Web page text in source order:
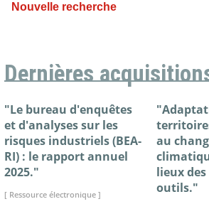
Nouvelle recherche
Dernières
"Le bureau d'enquêtes
et d'analyses sur les
risques industriels (BEA-
RI) : le rapport annuel
2025."
[ Ressource électronique ]
au
lieux
outils."